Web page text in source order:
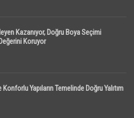
Kazanıyor, Doğru Boya Seçimi
Koruyor
Yapıların Temelinde Doğru Yalıtım